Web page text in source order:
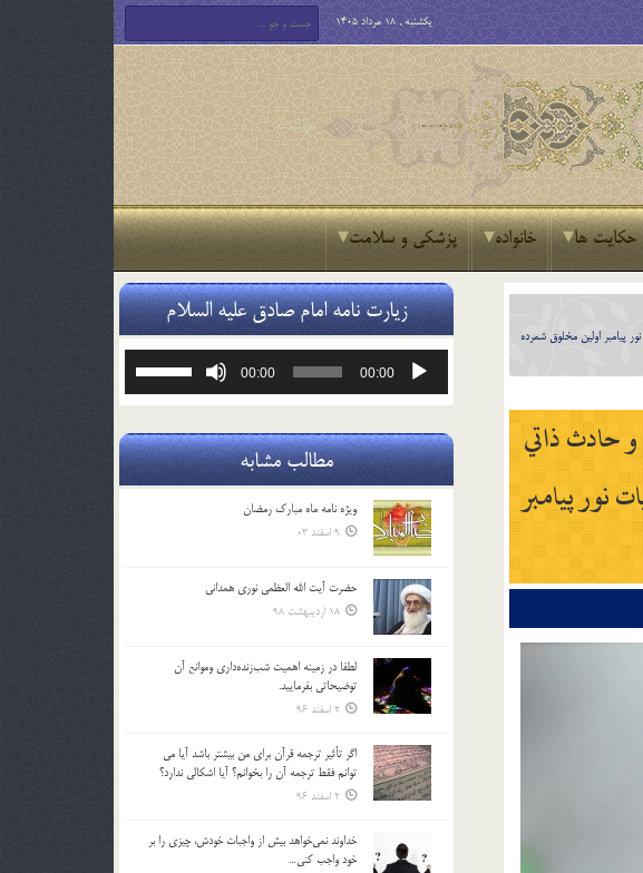
یکشنبه , 18 مرداد 1405
حکایت ها خانواده پزشکی و سلامت
پيامبر اولين مخلوق شمرده
حادث ذاتي
نور پيامبر
زیارت نامه امام صادق علیه السلام
پخش‌کننده
00:00
00:00
یا
صدا
کلیدهای
مطالب مشابه
ویژه نامه ماه مبارک رمضان
9 اسفند 03
حضرت آیت الله العظمی نوری همدانی
18 اردیبهشت 98
لطفا در زمينه اهميت شب‌زنده‌داري وموانع آن
توضيحاتي بفرماييد.
2 اسفند 96
اگر تأثير ترجمه قرآن براي من بيشتر باشد آيا مي
توانم فقط ترجمه آن را بخوانم؟ آيا اشكالي ندارد؟
2 اسفند 96
خداوند نمي‌خواهد بيش از واجبات خودش، چيزي را بر
خود واجب كني…